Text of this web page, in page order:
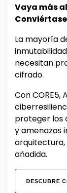
Vaya más
La mayoría
necesitan
cifrado.
Con CORE5,
proteger los
y amenazas
añadida.
DESCUBRE